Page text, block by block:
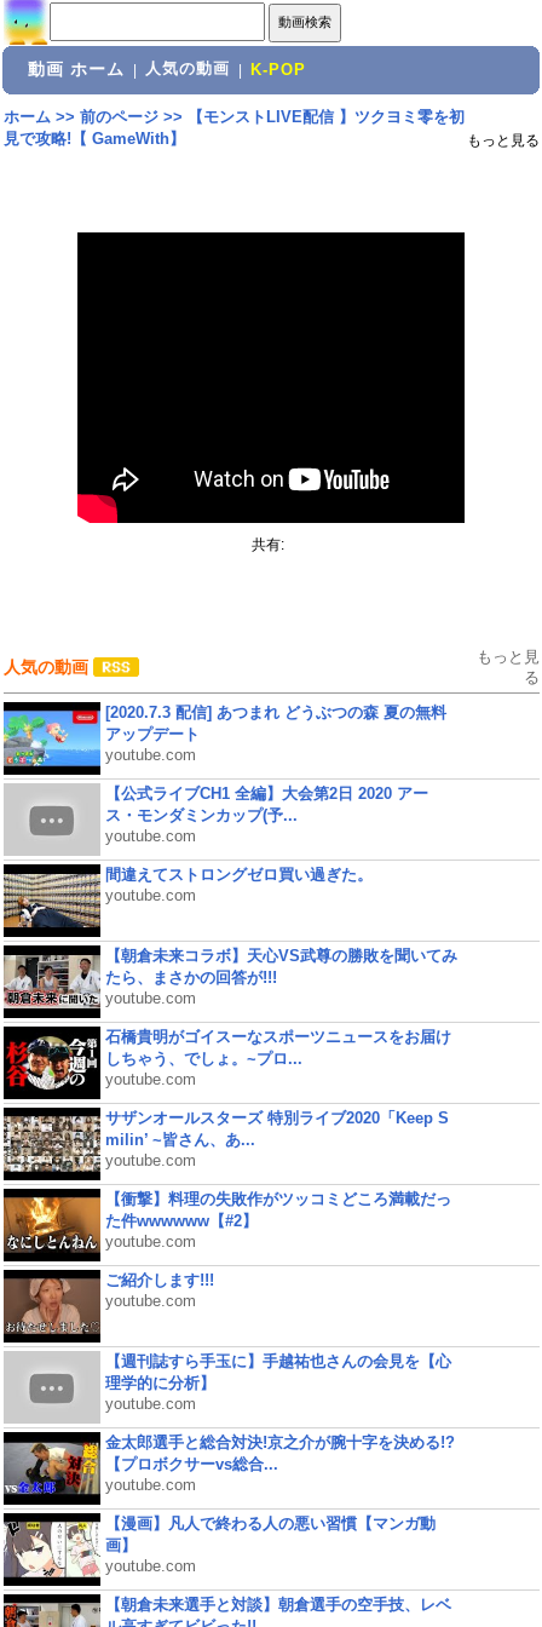
動画 ホーム 人気の動画 K-POP
ホーム>> 前のページ>>
【モンストLIVE配信 】ツクヨミ零を初
見で攻略!【 GameWith】
もっと見る
共有:
人気の動画
もっと見
る
[2020.7.3 配信] あつまれ どうぶつの森 夏の無料
アップデート
youtube.com
【公式ライブCH1 全編】大会第2日 2020 アー
ス・モンダミンカップ(予...
youtube.com
間違えてストロングゼロ買い過ぎた。
youtube.com
【朝倉未来コラボ】天心VS武尊の勝敗を聞いてみ
たら、まさかの回答が!!!
youtube.com
石橋貴明がゴイスーなスポーツニュースをお届け
しちゃう、でしょ。~プロ...
youtube.com
サザンオールスターズ 特別ライブ2020「Keep S
milin’ ~皆さん、あ...
youtube.com
【衝撃】料理の失敗作がツッコミどころ満載だっ
た件wwwwww【#2】
youtube.com
ご紹介します!!!
youtube.com
【週刊誌すら手玉に】手越祐也さんの会見を【心
理学的に分析】
youtube.com
金太郎選手と総合対決!京之介が腕十字を決める!?
【プロボクサーvs総合...
youtube.com
【漫画】凡人で終わる人の悪い習慣【マンガ動
画】
youtube.com
【朝倉未来選手と対談】朝倉選手の空手技、レベ